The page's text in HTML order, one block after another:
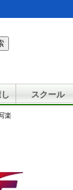
スクール
楽